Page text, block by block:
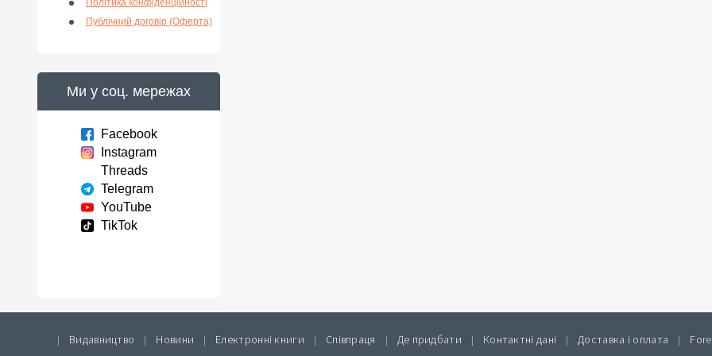
Політика конфіденційності
Публічний договір (Оферта)
Ми у соц. мережах
Facebook
Instagram
Threads
Telegram
YouTube
TikTok
| Видавництво | Новини | Електронні книги | Співпраця | Де придбати | Контактні дані | Доставка і оплата |